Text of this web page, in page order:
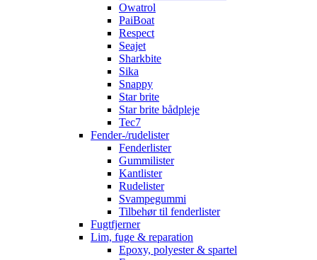
Owatrol
PaiBoat
Respect
Seajet
Sharkbite
Sika
Snappy
Star brite
Star brite bådpleje
Tec7
Fender-/rudelister
Fenderlister
Gummilister
Kantlister
Rudelister
Svampegummi
Tilbehør til fenderlister
Fugtfjerner
Lim, fuge & reparation
Epoxy, polyester & spartel